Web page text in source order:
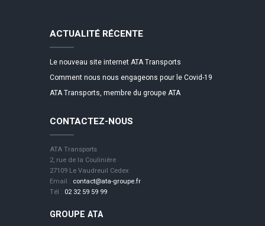
ACTUALITÉ RÉCENTE
Le nouveau site internet ATA Transports
Comment nous nous engageons pour le Covid-19
ATA Transports, membre du groupe ATA
CONTACTEZ-NOUS
ATA Transports
2, rue de la Coulinière
27109 Le Vaudreuil Cedex
Email : contact@ata-groupe.fr
Tél : 02 32 59 59 99
GROUPE ATA